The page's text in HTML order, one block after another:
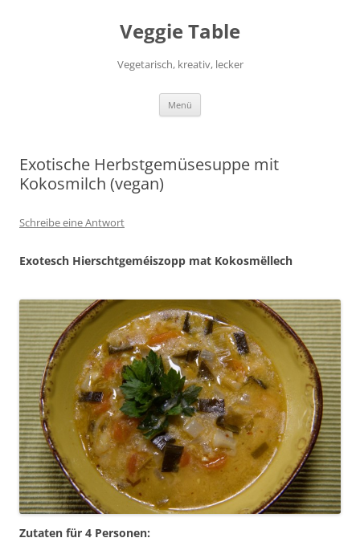
Veggie Table
Vegetarisch, kreativ, lecker
Menü
Exotische Herbstgemüsesuppe mit
Kokosmilch (vegan)
Schreibe eine Antwort
Exotesch Hierschtgeméiszopp mat Kokosmëllech
Zutaten für 4 Personen: